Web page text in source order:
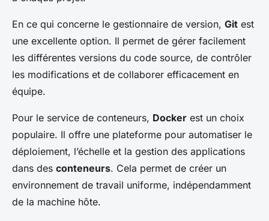
En ce qui concerne le gestionnaire de version, Git est
une excellente option. Il permet de gérer facilement
les différentes versions du code source, de contrôler
les modifications et de collaborer efficacement en
équipe.
Pour le service de conteneurs, Docker est un choix
populaire. Il offre une plateforme pour automatiser le
déploiement, l’échelle et la gestion des applications
dans des conteneurs. Cela permet de créer un
environnement de travail uniforme, indépendamment
de la machine hôte.